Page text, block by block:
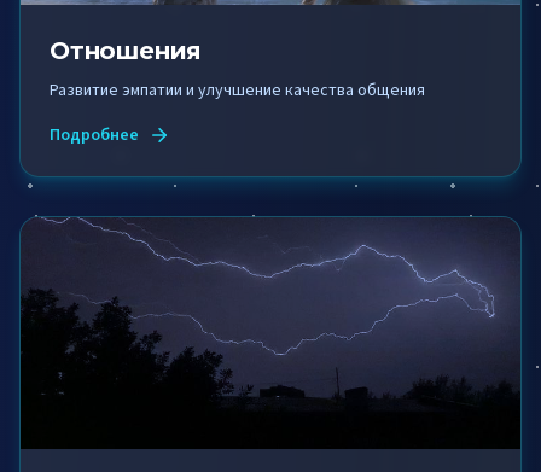
Отношения
Развитие эмпатии и улучшение качества общения
Подробнее